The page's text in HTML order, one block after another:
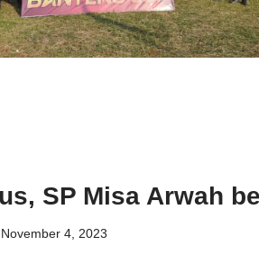
SP Misa Arwah
November 4, 2023